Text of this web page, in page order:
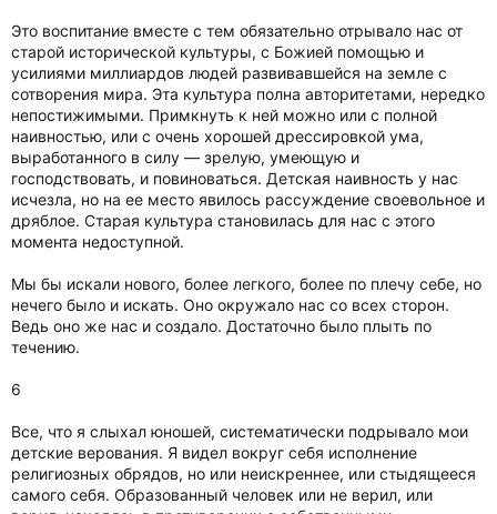
Это воспитание вместе с тем обязательно отрывало нас от
старой исторической культуры, с Божией помощью и
усилиями миллиардов людей развивавшейся на земле с
сотворения мира. Эта культура полна авторитетами, нередко
непостижимыми. Примкнуть к ней можно или с полной
наивностью, или с очень хорошей дрессировкой ума,
выработанного в силу — зрелую, умеющую и
господствовать, и повиноваться. Детская наивность у нас
исчезла, но на ее место явилось рассуждение своевольное и
дряблое. Старая культура становилась для нас с этого
момента недоступной.
Мы бы искали нового, более легкого, более по плечу себе, но
нечего было и искать. Оно окружало нас со всех сторон.
Ведь оно же нас и создало. Достаточно было плыть по
течению.
6
Все, что я слыхал юношей, систематически подрывало мои
детские верования. Я видел вокруг себя исполнение
религиозных обрядов, но или неискреннее, или стыдящееся
самого себя. Образованный человек или не верил, или